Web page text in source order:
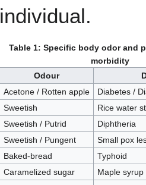
individual.
Table 1: Specific body odor and
morbidity
Odour
Acetone / Rotten apple
Diabetes /
Sweetish
Rice water
Sweetish / Putrid
Diphtheria
Sweetish / Pungent
Small pox
Baked-bread
Typhoid
Caramelized sugar
Maple